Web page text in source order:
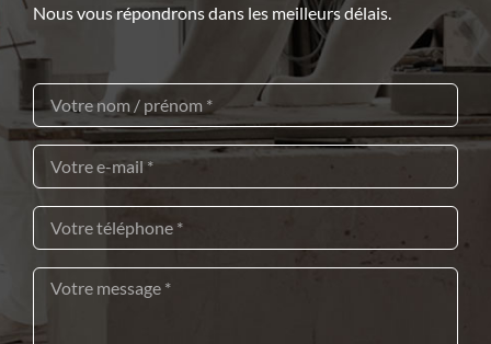
Nous vous répondrons dans les meilleurs délais.